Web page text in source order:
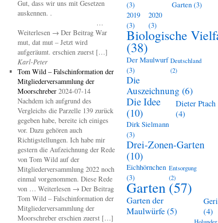
Gut, dass wir uns mit Gesetzen
auskennen. .
…
Weiterlesen → Der Beitrag War
mut, dat mut – Jetzt wird
aufgeräumt. erschien zuerst […]
Karl-Peter
Tom Wild – Falschinformation der
Mitgliederversammlung der
Moorschreber 2024-07-14
Nachdem ich aufgrund des
Vergleichs die Parzelle 139 zurück
gegeben habe, bereite ich einiges
vor. Dazu gehören auch
Richtigstellungen. Ich habe mir
gestern die Aufzeichnung der Rede
von Tom Wild auf der
Mitgliederversammlung 2022 noch
einmal vorgenommen. Diese Rede
von … Weiterlesen → Der Beitrag
Tom Wild – Falschinformation der
Mitgliederversammlung der
Moorschreber erschien zuerst […]
(3)
Garten (3)
2019
(3)
2020
(3)
Biologische
(38)
Der Maulwurf
(3)
Deutschland
(2)
Die
Auszeichnung (6)
Die Idee
(10)
Dieter Ptach
(4)
Dirk Sielmann
(3)
Drei-Zonen-Garten
(10)
Eichhörnchen
(3)
Entsorgung
(2)
Garten (57)
Garten der
Maulwürfe(5)
(4)